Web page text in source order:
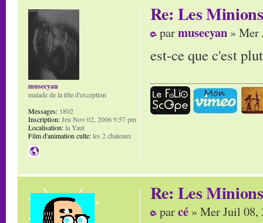
Re: Les Minions
parmusecyan » Mer
est-ce que c'est
musecyan
malade de la tête d'exception
Messages: 1802
Inscription:Jeu Nov 02, 2006 9:57 pm
Localisation:la Yaut
Film d'animation culte:les 2 chateaux
Re: Les Minions
parcé » Mer Juil 08,